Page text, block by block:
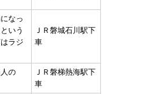
なっ
いう
ラジ
ＪＲ磐城石川駅下
車
の
ＪＲ磐梯熱海駅下
車